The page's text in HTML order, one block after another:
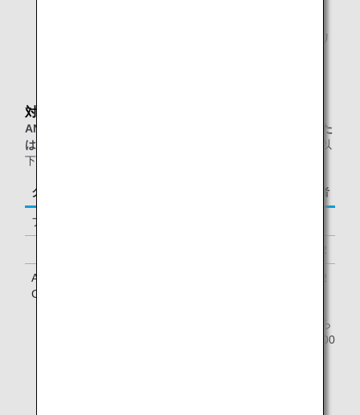
日本古来の高野槙や吉野檜、またミントやローズマリ
対象のお客様
ANAグループ運航便（エアージャパン(NQ)便名を除く）また
は他スター アライアンス加盟航空会社運航便
をご利用の、以
下に該当するお客様が対象となります。
クラス／ステイタス ご同行者
ファーストクラス
1名様 *2
ANA Million Miler Program「Lounge Access
Card」をお持ちのお客様 *1
1名様 *2
* ANA「ダイヤモンドサービス」メンバーは、2人目から
4人目のご同行者がいらっしゃる場合、1名様につき5000